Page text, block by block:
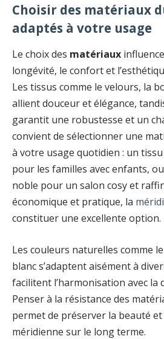
Choisir des matériaux
adaptés à votre usage
Le choix des matériaux
longévité, le confort et
Les tissus comme le velours, la
allient douceur et élégance,
garantit une robustesse et un
convient de sélectionner une
à votre usage quotidien : un
pour les familles avec enfants,
noble pour un salon cosy et
économique et pratique, la
constituer une excellente option.
Les couleurs naturelles comme
blanc s’adaptent aisément à
facilitent l’harmonisation avec
Penser à la résistance des
permet de préserver la beauté
méridienne sur le long terme.